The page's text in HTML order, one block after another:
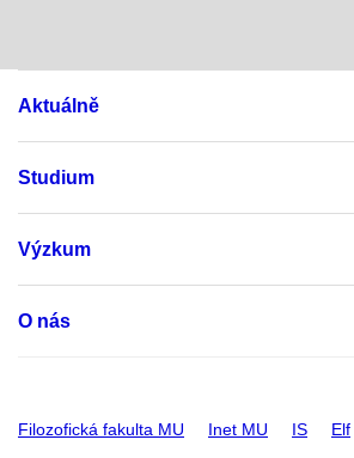
Aktuálně
Studium
Výzkum
O nás
Filozofická fakulta MU Inet MU IS Elf